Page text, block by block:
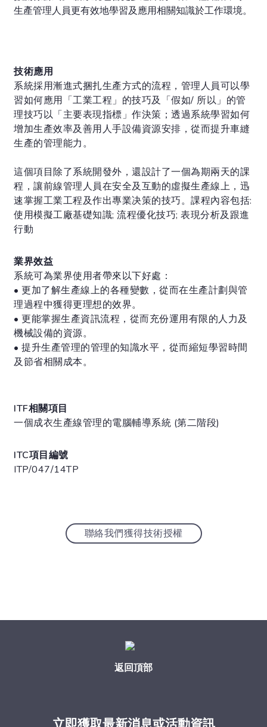
生產管理人員更有效地學習及應用相關知識於工作環境。
技術應用
系統採用漸進式捆扎生產方式的流程，管理人員可以學
習如何應用「工業工程」的技巧及「假如/ 所以」的管
理技巧以「主要表現指標」作決策；透過系統學習如何
增加生產效率及善用人手設備資源安排，從而提升車縫
生產的管理能力。
這個項目除了系統開發外，還設計了一個為期兩天的課
程，讓前線管理人員在安全及互動的虛擬生產線上，迅
速掌握工業工程及作出專業决策的技巧。課程內容包括:
使用模擬工廠基礎知識; 流程優化技巧; 表現分析及跟進
行動
業界效益
系統可為業界使用者帶來以下好處：
• 更加了解生產線上的各種變數，從而在生產計劃與管
理過程中獲得更理想的效界。
• 更能掌握生產資訊流程，從而充份運用有限的人力及
機械設備的資源。
• 提升生產管理的管理的知識水平，從而縮短學習時間
及節省相關成本。
ITF相關項目
一個成衣生產線管理的電腦輔導系統 (第二階段)
ITC項目編號
ITP/047/14TP
聯絡我們獲得技術授權
返回頂部